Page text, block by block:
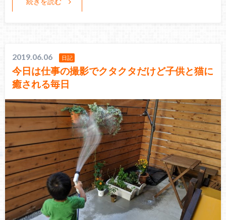
2019.06.06 日記
今日は仕事の撮影でクタクタだけど子供と猫に
癒される毎日